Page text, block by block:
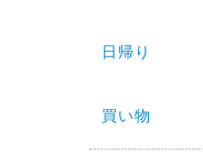
日帰り
買い物